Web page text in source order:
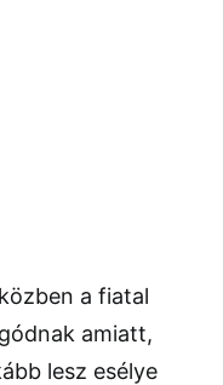
a fiatal
amiatt,
lesz esélye